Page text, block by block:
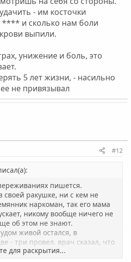
- им косточки
**** и сколько нам боли
выпили.
унижение и боль, это
5 лет жизни, - насильно
не привязывал
#12
пишется.
своей ракушке, ни с кем не
наркоман, так его мама
никому вообще ничего не
об этом не знают.
живой остался, в
- три провел. врач сказал, что
так сестра правдами и
для раскрытия...